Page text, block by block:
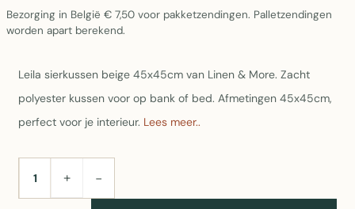
Bezorging in België € 7,50 voor pakketzendingen. Palletzendingen
worden apart berekend.
Leila sierkussen beige 45x45cm van Linen & More. Zacht
polyester kussen voor op bank of bed. Afmetingen 45x45cm,
perfect voor je interieur. Lees meer..
AANTAL+ −